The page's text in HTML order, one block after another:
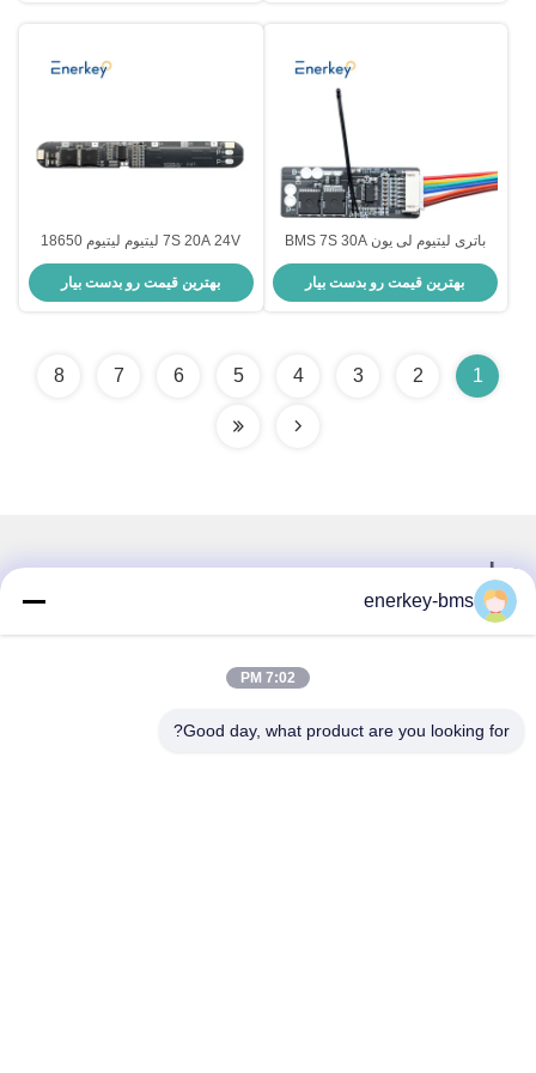
باتری لیتیوم لی یون BMS 7S 30A
30V با NTC برای سیستم مدیریت
باتری
بهترین قیمت رو بدست بیار
7S 20A 24V لیتیوم لیتیوم 18650
باتری بسته های BMS هیئت مدیره
حفاظت از PCB با کابل مطابقت
بهترین قیمت رو بدست بیار
1
2
3
4
5
6
7
8
تماس سریع
منطقه A، طبقه 9، ساختمان G، پارک صنعتی گوانچنگ با کربن
پایین، جامعه شانگکون، خیابان گونگ مینگ، منطقه گوانگ مینگ،
enerkey-bms
7:02 PM
Good day, what product are you looking for?